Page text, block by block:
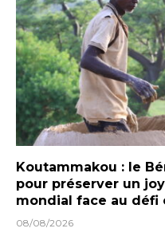
Koutammakou : le
pour préserver un
mondial face au défi
08/08/2026